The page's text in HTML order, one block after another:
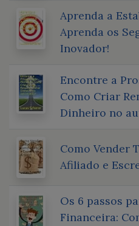
Aprenda a
Aprenda os
Inovador!
Encontre a
Como Criar
Dinheiro no
Como Vender
Afiliado e
Os 6 passos
Financeira: